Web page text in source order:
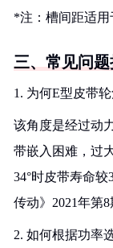
*注：槽间距适
三、常见问
1. 为何E型皮带轮
该角度是经过动
带嵌入困难，过
34°时皮带寿命较
传动》2021年第8
2. 如何根据功率